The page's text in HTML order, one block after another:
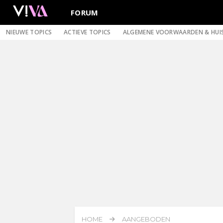
FORUM
NIEUWE TOPICS ACTIEVE TOPICS ALGEMENE VOORWAARDEN &
HOME AANGEBODEN